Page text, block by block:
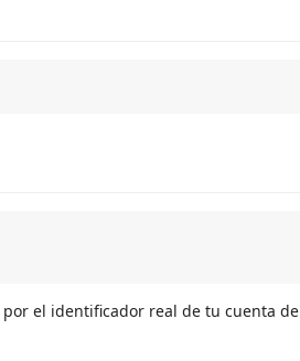
por el identificador real de tu cuenta de